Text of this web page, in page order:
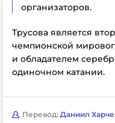
организаторов.
Трусова является
чемпионской
и обладателем
одиночном катании.
Перевод: Даниил